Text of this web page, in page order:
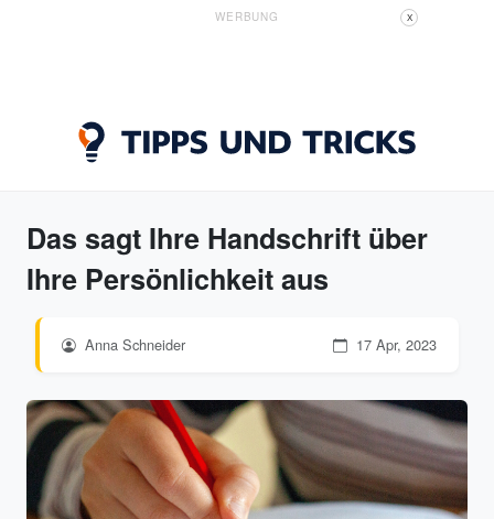
WERBUNG X
Das sagt Ihre Handschrift über
Ihre Persönlichkeit aus
Anna Schneider 17 Apr, 2023